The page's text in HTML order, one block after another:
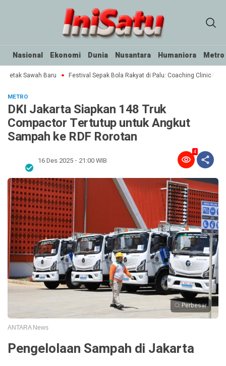
Nasional Ekonomi Dunia Nusantara Humaniora Metro
Sawah Baru Festival Sepak Bola Rakyat di Palu: Coaching Clinic untuk
METRO
DKI Jakarta Siapkan 148 Truk
Compactor Tertutup untuk Angkut
Sampah ke RDF Rorotan
16 Des 2025 - 21:00 WIB
4
Perbesar
ANTARA News
Pengelolaan Sampah di Jakarta